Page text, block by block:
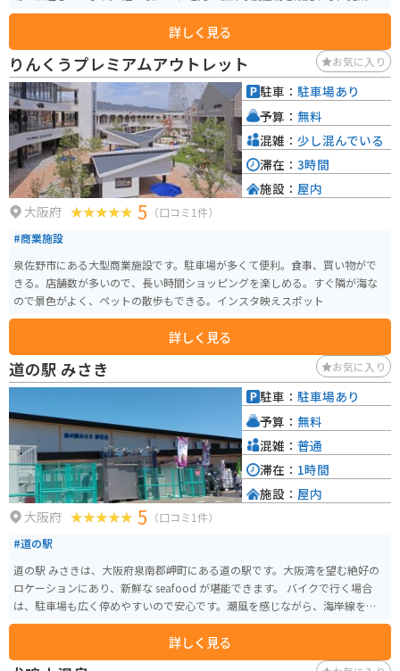
や、和歌山の特産品を販売するお土産コーナーがあります。また、レストラ
ンでは、地元の食材を使った料理を楽しむことができます。 バイクで訪れる
場合、道の駅の駐車場は広々として停めやすく、休憩場所としても最適で
す。周辺の史跡を巡るツーリングの拠点にもおすすめです。 和歌山県ならで
はの梅干しや、根来寺ゆかりの仏手柑を使ったお菓子など、お土産にぴった
りなものがたくさんあります。歴史と自然を感じられる道の駅 ねごろ歴史の
丘で、旅のひとときを過ごしてみてはいかがでしょうか。
詳しく見る
りんくうプレミアムアウトレット お気に入り
大阪府 5 （口コミ1件）
#商業施設
泉佐野市にある大型商業施設です。駐車場が多くて便利。食事、買い物がで
きる。店舗数が多いので、長い時間ショッピングを楽しめる。すぐ隣が海な
ので景色がよく、ペットの散歩もできる。インスタ映えスポット
詳しく見る
駐車： 駐車場あり
予算： 無料
混雑： 少し混んでいる
滞在： 3時間
施設： 屋内
道の駅 みさき お気に入り
大阪府 5 （口コミ1件）
#道の駅
道の駅 みさきは、大阪府泉南郡岬町にある道の駅です。大阪湾を望む絶好の
ロケーションにあり、新鮮な seafood が堪能できます。 バイクで行く場合
は、駐車場も広く停めやすいので安心です。潮風を感じながら、海岸線をツ
ーリングするのもおすすめです。 名物は、地元でとれたての魚介類を使った
海鮮丼や、和歌山ラーメンなどがあります。お土産には、岬町の特産品であ
る「淡輪みかん」を使ったジュースやジャムが人気です。 また、道の駅 みさ
詳しく見る
駐車： 駐車場あり
予算： 無料
混雑： 普通
滞在： 1時間
施設： 屋内